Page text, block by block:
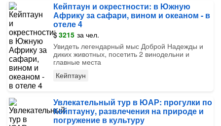
Кейптаун и окрестности: в Южную
Африку за сафари, вином и океаном - в
отеле 4
$3215 за чел.
Увидеть легендарный мыс Доброй Надежды и
диких животных, посетить 2 винодельни и
главные места
Кейптаун
Увлекательный тур в ЮАР: прогулки по
Кейптауну, развлечения на природе и
погружение в культуру